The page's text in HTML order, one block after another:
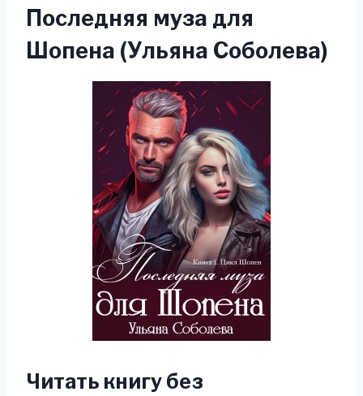
Последняя муза для
Шопена (Ульяна Соболева)
Читать книгу без